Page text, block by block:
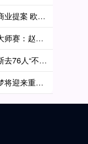
股票股指配资 国际足联放弃新商业提案 欧足联表示欢迎
股票期货配资公司 斯诺克上海大师赛：赵心童8-10惜败威尔逊 止步半决赛
在线配资门户投资 美记：詹姆斯去76人“不夺冠便成仁” 他和乔丹的比较仍在继续
在线炒股配资平台 奥康纳：追梦将迎来重大抉择 回归勇士或追随詹姆斯去76人